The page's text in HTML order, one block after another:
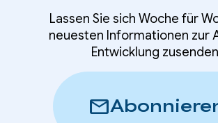
Lassen Sie sich Woche für
neuesten Informationen zur
Entwicklung
mail